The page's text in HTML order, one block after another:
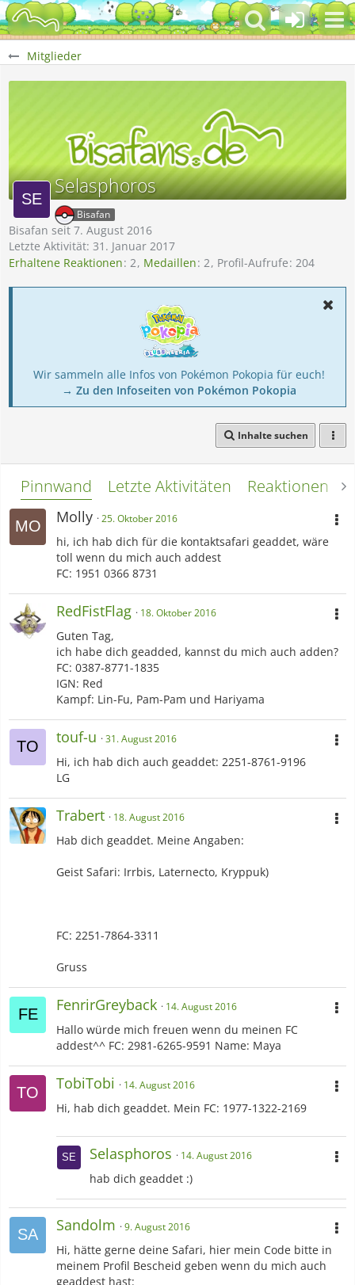
Mitglieder
Selasphoros
Bisafan
Bisafan seit 7. August 2016
Letzte Aktivität: 31. Januar 2017
Erhaltene Reaktionen 2 Medaillen 2 Profil-Aufrufe 204
Wir sammeln alle Infos von Pokémon Pokopia für euch!
→ Zu den Infoseiten von Pokémon Pokopia
Inhalte suchen
Pinnwand Letzte Aktivitäten Reaktionen
Molly 25. Oktober 2016
hi, ich hab dich für die kontaktsafari geaddet, wäre
toll wenn du mich auch addest
FC: 1951 0366 8731
RedFistFlag 18. Oktober 2016
Guten Tag,
ich habe dich geadded, kannst du mich auch adden?
FC: 0387-8771-1835
IGN: Red
Kampf: Lin-Fu, Pam-Pam und Hariyama
touf-u 31. August 2016
Hi, ich hab dich auch geaddet: 2251-8761-9196
LG
Trabert 18. August 2016
Hab dich geaddet. Meine Angaben:
Geist Safari: Irrbis, Laternecto, Kryppuk)
FC: 2251-7864-3311
Gruss
FenrirGreyback 14. August 2016
Hallo würde mich freuen wenn du meinen FC
addest^^ FC: 2981-6265-9591 Name: Maya
TobiTobi 14. August 2016
Hi, hab dich geaddet. Mein FC: 1977-1322-2169
Selasphoros 14. August 2016
hab dich geaddet :)
Sandolm 9. August 2016
Hi, hätte gerne deine Safari, hier mein Code bitte in
meinem Profil Bescheid geben wenn du mich auch
geaddest hast: